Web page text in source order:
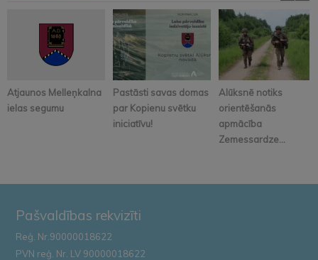
Atjaunos Melleņkalna
ielas segumu
Pastāsti savas domas
par Kopienu svētku
iniciatīvu!
Alūksnē notiks
orientēšanās
apmācība
Zemessardze...
Pašvaldības rekvizīti
Reģ. Nr.90000018622
PVN reģ. Nr. LV 90000018622